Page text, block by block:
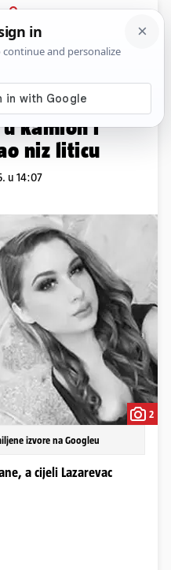
PRIJAVA
Komentari
(22) išle
kamion i
niz liticu
u 14:07
2
izvore na Googleu
a cijeli Lazarevac